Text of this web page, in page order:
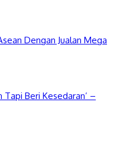
Dengan Jualan Mega
Tapi Beri Kesedaran’ –